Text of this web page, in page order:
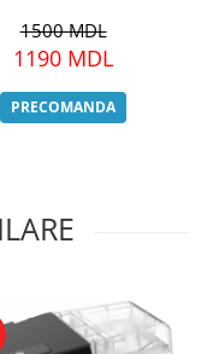
1500 MDL
1190 MDL
PRECOMANDA